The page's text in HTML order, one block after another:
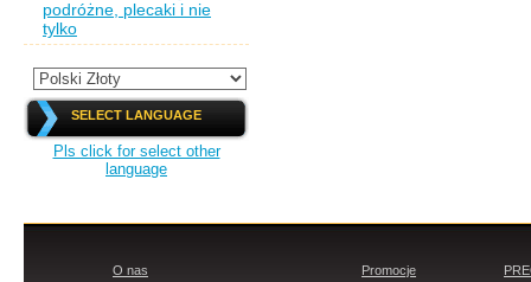
podróżne, plecaki i nie
tylko
SELECT LANGUAGE
Pls click for select other
language
O nas
Promocje